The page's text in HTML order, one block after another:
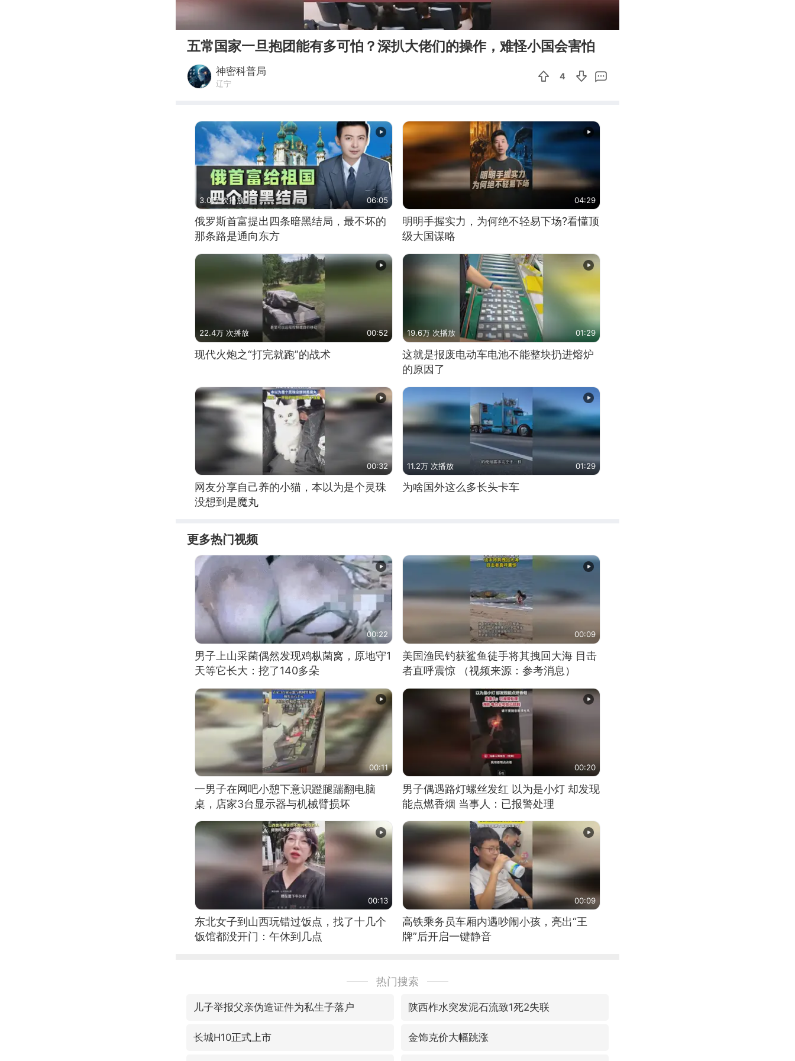
00:00
五常国家一旦抱团能有多可怕？深扒大佬们的操作，难怪小国会害怕
神密科普局
辽宁
4
3.0万 次播放 06:05
俄罗斯首富提出四条暗黑结局，最不坏的
那条路是通向东方
04:29
明明手握实力，为何绝不轻易下场?看懂顶
级大国谋略
22.4万 次播放 00:52
现代火炮之“打完就跑”的战术
19.6万 次播放 01:29
这就是报废电动车电池不能整块扔进熔炉
的原因了
00:32
网友分享自己养的小猫，本以为是个灵珠
没想到是魔丸
11.2万 次播放 01:29
为啥国外这么多长头卡车
更多热门视频
00:22
男子上山采菌偶然发现鸡枞菌窝，原地守1
天等它长大：挖了140多朵
00:09
美国渔民钓获鲨鱼徒手将其拽回大海 目击
者直呼震惊 （视频来源：参考消息）
00:11
一男子在网吧小憩下意识蹬腿踹翻电脑
桌，店家3台显示器与机械臂损坏
00:20
男子偶遇路灯螺丝发红 以为是小灯 却发现
能点燃香烟 当事人：已报警处理
00:13
东北女子到山西玩错过饭点，找了十几个
饭馆都没开门：午休到几点
00:09
高铁乘务员车厢内遇吵闹小孩，亮出“王
牌”后开启一键静音
热门搜索
儿子举报父亲伪造证件为私生子落户 陕西柞水突发泥石流致1死2失联
长城H10正式上市 金饰克价大幅跳涨